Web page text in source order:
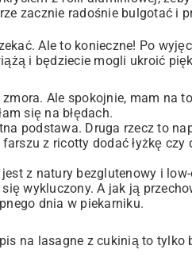
zacznie radośnie bulgotać i
Ale to konieczne! Po
i będziecie mogli ukroić
Ale spokojnie, mam na
się na błędach.
podstawa. Druga rzecz to
z ricotty dodać łyżkę czy
z natury bezglutenowy i
wykluczony. A jak ją
dnia w piekarniku.
na lasagne z cukinią to tylko